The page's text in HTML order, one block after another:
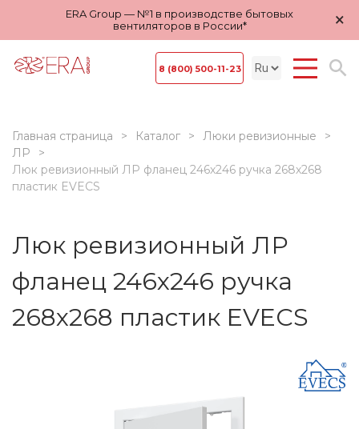
ERA Group — №1 в производстве бытовых
вентиляторов в России*
×
8 (800) 500-11-23
Главная страница Каталог
Люки ревизионные
ЛР
Люк ревизионный ЛР фланец 246х246 ручка 268х268
пластик EVECS
Люк ревизионный ЛР
фланец 246х246 ручка
268х268 пластик EVECS